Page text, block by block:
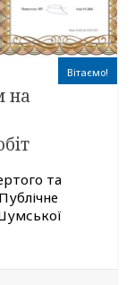
Вітаємо!
на
та